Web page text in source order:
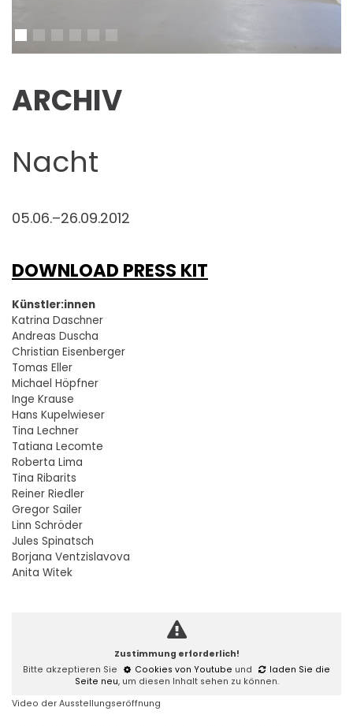
ARCHIV
Nacht
05.06.–26.09.2012
DOWNLOAD PRESS KIT
Künstler:innen
Katrina Daschner
Andreas Duscha
Christian Eisenberger
Tomas Eller
Michael Höpfner
Inge Krause
Hans Kupelwieser
Tina Lechner
Tatiana Lecomte
Roberta Lima
Tina Ribarits
Reiner Riedler
Gregor Sailer
Linn Schröder
Jules Spinatsch
Borjana Ventzislavova
Anita Witek
Zustimmung erforderlich!
Bitte akzeptieren Sie
Cookies von Youtube und
laden Sie die
Seite neu, um diesen Inhalt sehen zu können.
Video der Ausstellungseröffnung